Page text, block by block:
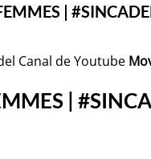
|
Canal de Youtube
|